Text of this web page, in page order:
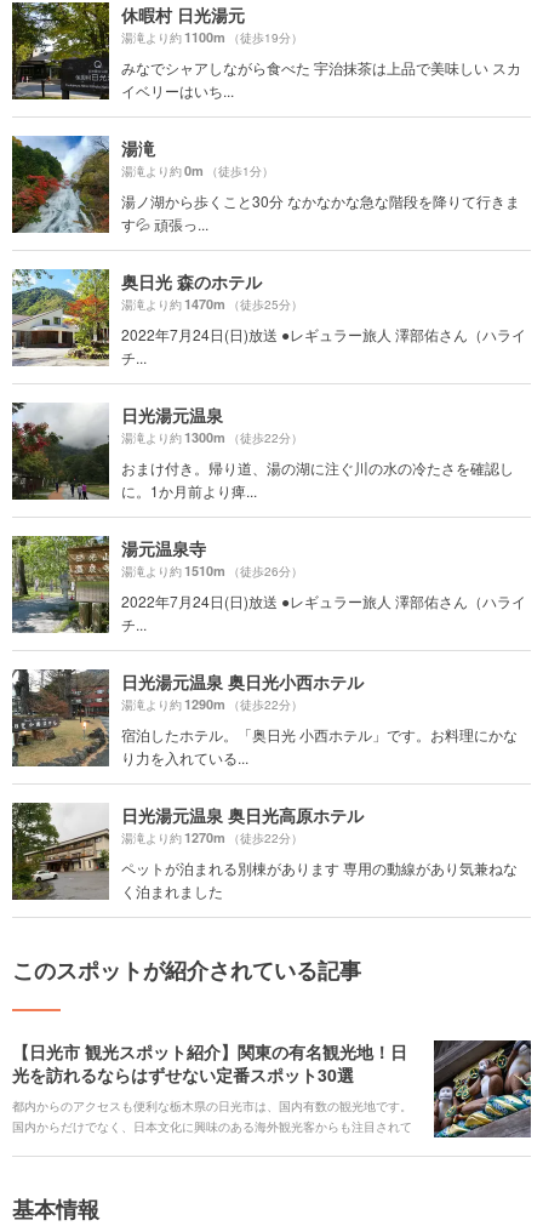
休暇村 日光湯元
湯滝より約1100m （徒歩19分）
みなでシャアしながら食べた 宇治抹茶は上品で美味しい スカ
イベリーはいち...
湯滝
湯滝より約0m （徒歩1分）
湯ノ湖から歩くこと30分 なかなかな急な階段を降りて行きま
す💦 頑張っ...
奥日光 森のホテル
湯滝より約1470m （徒歩25分）
2022年7月24日(日)放送 ●レギュラー旅人 澤部佑さん（ハライ
チ...
日光湯元温泉
湯滝より約1300m （徒歩22分）
おまけ付き。帰り道、湯の湖に注ぐ川の水の冷たさを確認し
に。1か月前より痺...
湯元温泉寺
湯滝より約1510m （徒歩26分）
2022年7月24日(日)放送 ●レギュラー旅人 澤部佑さん（ハライ
チ...
日光湯元温泉 奥日光小西ホテル
湯滝より約1290m （徒歩22分）
宿泊したホテル。「奥日光 小西ホテル」です。お料理にかな
り力を入れている...
日光湯元温泉 奥日光高原ホテル
湯滝より約1270m （徒歩22分）
ペットが泊まれる別棟があります 専用の動線があり気兼ねな
く泊まれました
このスポットが紹介されている記事
【日光市 観光スポット紹介】関東の有名観光地！日
光を訪れるならはずせない定番スポット30選
都内からのアクセスも便利な栃木県の日光市は、国内有数の観光地です。
国内からだけでなく、日本文化に興味のある海外観光客からも注目されて
すめ観光スポットをご紹介します。
基本情報